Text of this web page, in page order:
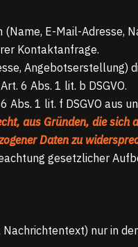
E-Mail-Adresse,
Kontaktanfrage.
Angebotserstellung)
6 Abs. 1 lit. b DSGVO.
1 lit. f DSGVO aus
aus Gründen, die sich
Daten zu
gesetzlicher
nur in